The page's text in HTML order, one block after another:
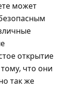
может
открытие
что они
так же